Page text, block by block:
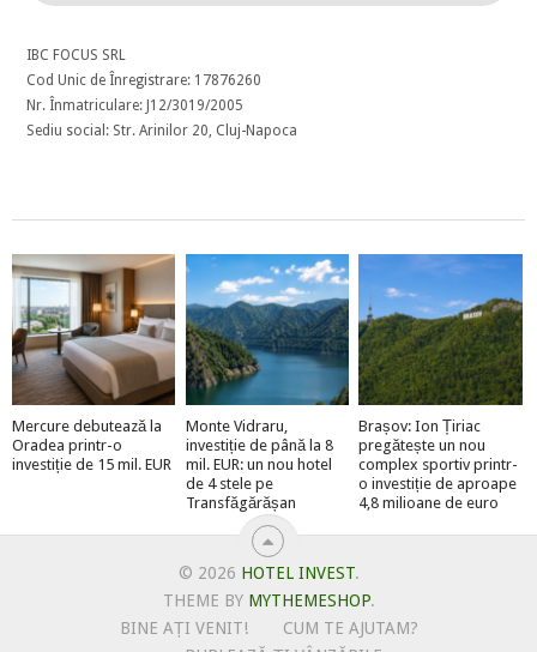
IBC FOCUS SRL
Cod Unic de Înregistrare: 17876260
Nr. Înmatriculare: J12/3019/2005
Sediu social: Str. Arinilor 20, Cluj-Napoca
Mercure debutează la
Oradea printr-o
investiție de 15 mil. EUR
Monte Vidraru,
investiție de până la 8
mil. EUR: un nou hotel
de 4 stele pe
Transfăgărășan
Brașov: Ion Țiriac
pregătește un nou
complex sportiv printr-
o investiție de aproape
4,8 milioane de euro
© 2026 HOTEL INVEST.
THEME BY MYTHEMESHOP.
BINE AȚI VENIT!
CUM TE AJUTAM?